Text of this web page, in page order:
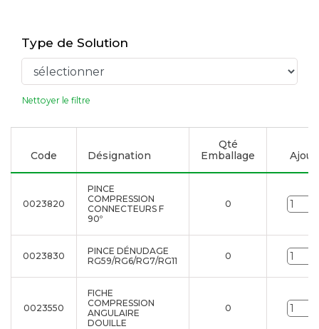
Type de Solution
Nettoyer le filtre
Code Désignation
Qté
Emballage
0023820
PINCE
COMPRESSION
CONNECTEURS F
90º
0
0023830
PINCE DÉNUDAGE
RG59/RG6/RG7/RG11
0
0023550
FICHE
COMPRESSION
ANGULAIRE
DOUILLE
0